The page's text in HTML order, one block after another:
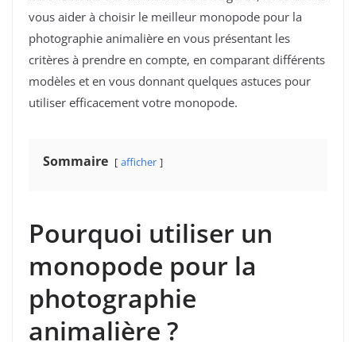
vous aider à choisir le meilleur monopode pour la
photographie animalière en vous présentant les
critères à prendre en compte, en comparant différents
modèles et en vous donnant quelques astuces pour
utiliser efficacement votre monopode.
Sommaire afficher
Pourquoi utiliser un
monopode pour la
photographie
animalière ?